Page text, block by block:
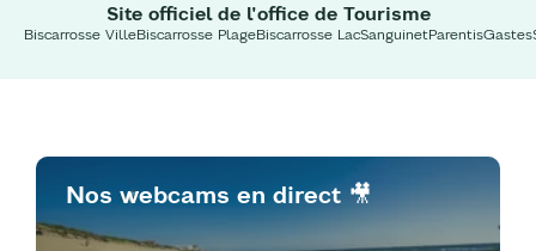
Site officiel de l'office de Tourisme
Biscarrosse VilleBiscarrosse PlageBiscarrosse LacSanguinetParentisGastes
Nos webcams en direct 🎥